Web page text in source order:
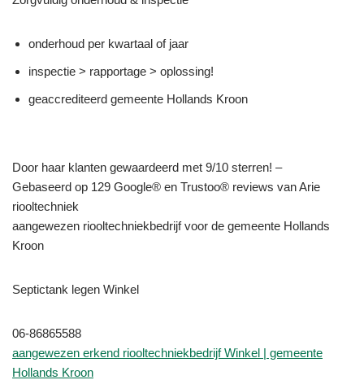
onderhoud per kwartaal of jaar
inspectie > rapportage > oplossing!
geaccrediteerd gemeente Hollands Kroon
Door haar klanten gewaardeerd met 9/10 sterren! –
Gebaseerd op 129 Google® en Trustoo® reviews van Arie
riooltechniek
aangewezen riooltechniekbedrijf voor de gemeente Hollands
Kroon
Septictank legen Winkel
06-86865588
aangewezen erkend riooltechniekbedrijf Winkel | gemeente
Hollands Kroon